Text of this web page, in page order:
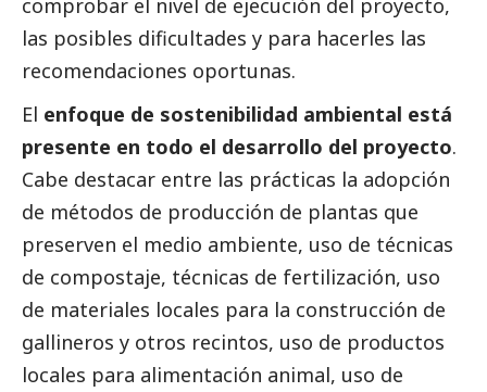
comprobar el nivel de ejecución del proyecto,
las posibles dificultades y para hacerles las
recomendaciones oportunas.
El enfoque de sostenibilidad ambiental está
presente en todo el desarrollo del proyecto.
Cabe destacar entre las prácticas la adopción
de métodos de producción de plantas que
preserven el medio ambiente, uso de técnicas
de compostaje, técnicas de fertilización, uso
de materiales locales para la construcción de
gallineros y otros recintos, uso de productos
locales para alimentación animal, uso de